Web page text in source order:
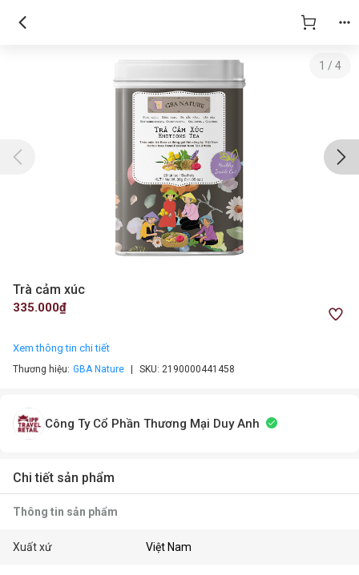
1 / 4
Trà cảm xúc
335.000₫
Xem thông tin chi tiết
Thương hiệu: GBA Nature SKU: 2190000441458
Công Ty Cổ Phần Thương Mại Duy Anh
Chi tiết sản phẩm
Thông tin sản phẩm
Xuất xứ Việt Nam